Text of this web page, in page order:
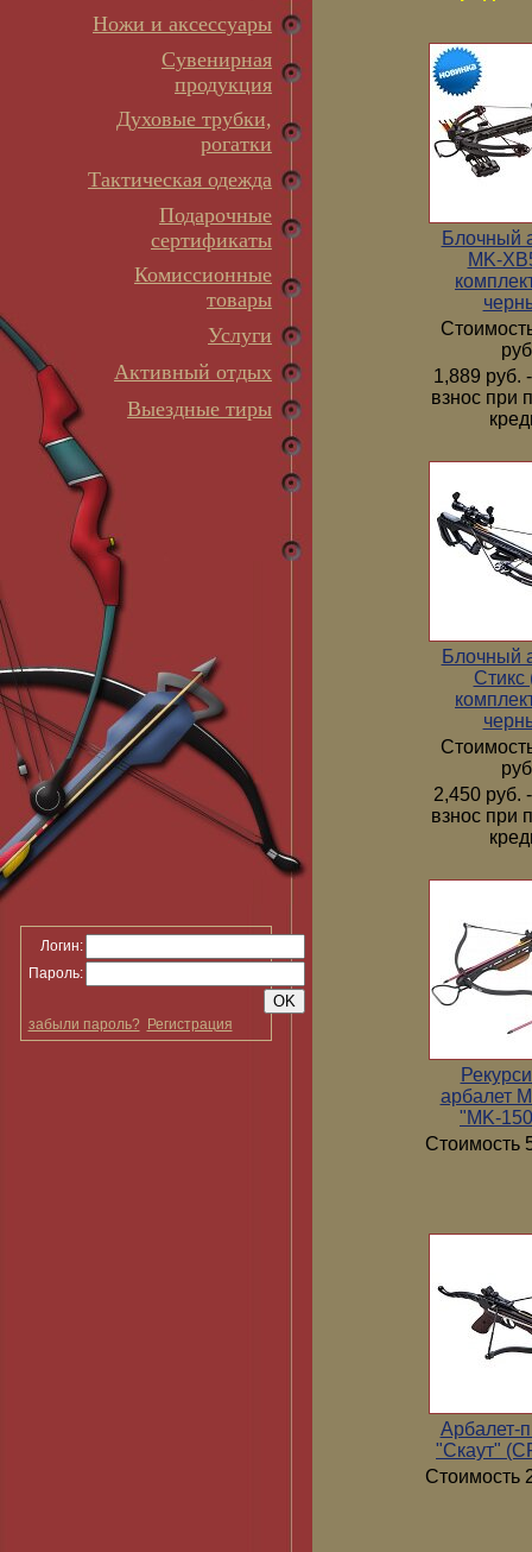
Ножи и аксессуары
Сувенирная
продукция
Духовые трубки,
рогатки
Тактическая одежда
Подарочные
сертификаты
Комиссионные
товары
Услуги
Активный отдых
Выездные тиры
Логин:
Пароль:
забыли пароль? Регистрация
Блочный
MK-
1,889 руб.
взнос при
Блочный
Стикс
2,450 руб.
взнос при
арбалет
"MK-
Стоимость
Арбалет-
"Скаут"
Стоимость